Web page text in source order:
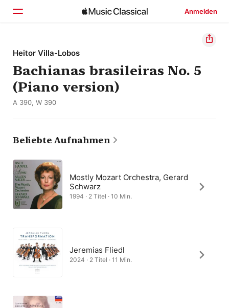
Anmelden
Startseite
Entdecken
Suchen
Heitor Villa-Lobos
Bachianas brasileiras No. 5
(Piano version)
A 390, W 390
Beliebte Aufnahmen
Mostly Mozart Orchestra, Gerard
Schwarz
1994 · 2 Titel · 10 Min.
Jeremias Fliedl
2024 · 2 Titel · 11 Min.